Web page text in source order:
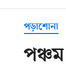
পড়াশোনা